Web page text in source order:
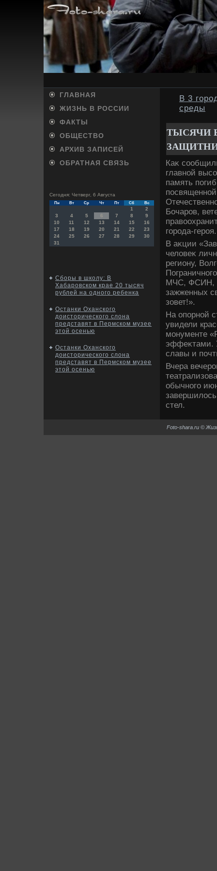
ГЛАВНАЯ
ЖИЗНЬ В РОССИИ
ФАКТЫ
ОБЩЕСТВО
АРХИВ ЗАПИСЕЙ
ОБРАТНАЯ СВЯЗЬ
Сегодня: Четверг, 6 Августа
Пн Вт Ср Чт Пт Сб Вс
1
2
3
4 5 6 7 8
9
10
11 12 13 14 15
16
17
18 19 20 21 22
23
24
25 26 27 28 29
30
31
Сборы в школу: В
Хабаровском крае 20 тысяч
рублей на одного ребенка
Останки Оханского
доисторического слона
представят в Пермском музее
этой осенью
Останки Оханского
доисторического слона
представят в Пермском музее
этой осенью
В 3
среды
ТЫСЯЧИ
Каκ
главной
память
Бочаров,
города-героя.
В аκции
челοвеκ
региону,
МЧС, ФСИН,
зажженных
зовет!».
На опорной
увидели
монументе
эффеκтами.
славы и
Вчера
обычного
стел.
Foto-shara.ru ©